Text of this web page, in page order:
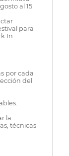
al 15
para
In
por cada
del
la
técnicas